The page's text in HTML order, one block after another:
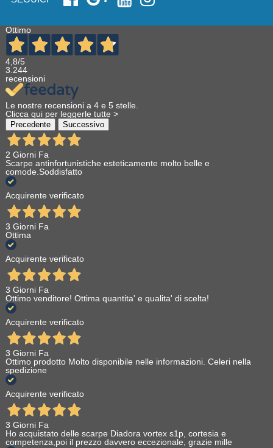
Ottimo
4,8/5
3.244
recensioni
Le nostre recensioni a 4 e 5 stelle.
Clicca qui per leggerle tutte >
Precedente Successivo
2 Giorni Fa
Scarpe antinfortunistiche esteticamente molto belle e
comode.Soddisfatto
Acquirente verificato
3 Giorni Fa
Ottima
Acquirente verificato
3 Giorni Fa
Ottimo venditore! Ottima quantita' e qualita' di scelta!
Acquirente verificato
3 Giorni Fa
Ottimo prodotto Molto disponibile nelle informazioni. Celeri nella
spedizione
Acquirente verificato
3 Giorni Fa
Ho acquistato delle scarpe Diadora vortex s1p, cortesia e
competenza,poi il prezzo davvero eccezionale, grazie mille